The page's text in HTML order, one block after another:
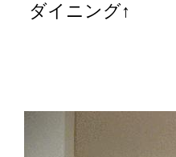
ダイニング↑